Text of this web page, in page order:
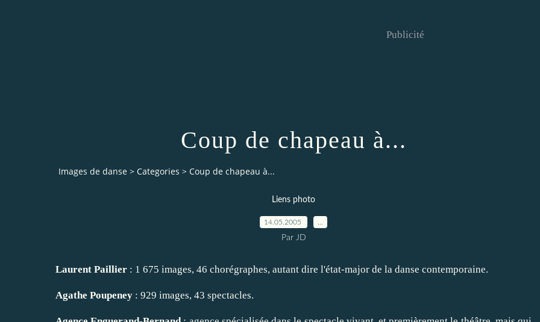
Publicité
Coup de chapeau à...
Images de danse > Categories > Coup de chapeau à...
Liens photo
14.05.2005
Par JD
Laurent Paillier : 1 675 images, 46 chorégraphes, autant dire l'état-major de la danse contemporaine.
Agathe Poupeney : 929 images, 43 spectacles.